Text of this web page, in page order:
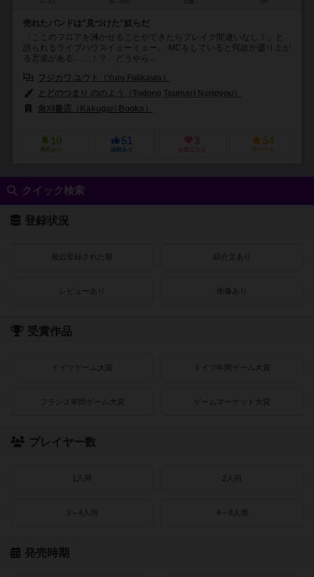
売れたバンドは”見つけた”奴らだ
「ここのフロアを沸かせることができたらブレイク間違いなし！」と
語られるライブハウスイェーイェー。 MCをしていると何故か盛り上が
る言葉がある……！？ どうやら...
フジカワ ユウト（Yuto Fujikawa）
とどのつまり ののよう（Todono Tsumari Nonoyou）
角刈書店（Kakugari Books）
10
興味あり
51
経験あり
3
お気に入り
54
持ってる
クイック検索
登録状況
最近登録された順 紹介文あり
レビューあり 画像あり
受賞作品
ドイツゲーム大賞 ドイツ年間ゲーム大賞
フランス年間ゲーム大賞 ゲームマーケット大賞
プレイヤー数
1人用 2人用
3～4人用 4～8人用
発売時期